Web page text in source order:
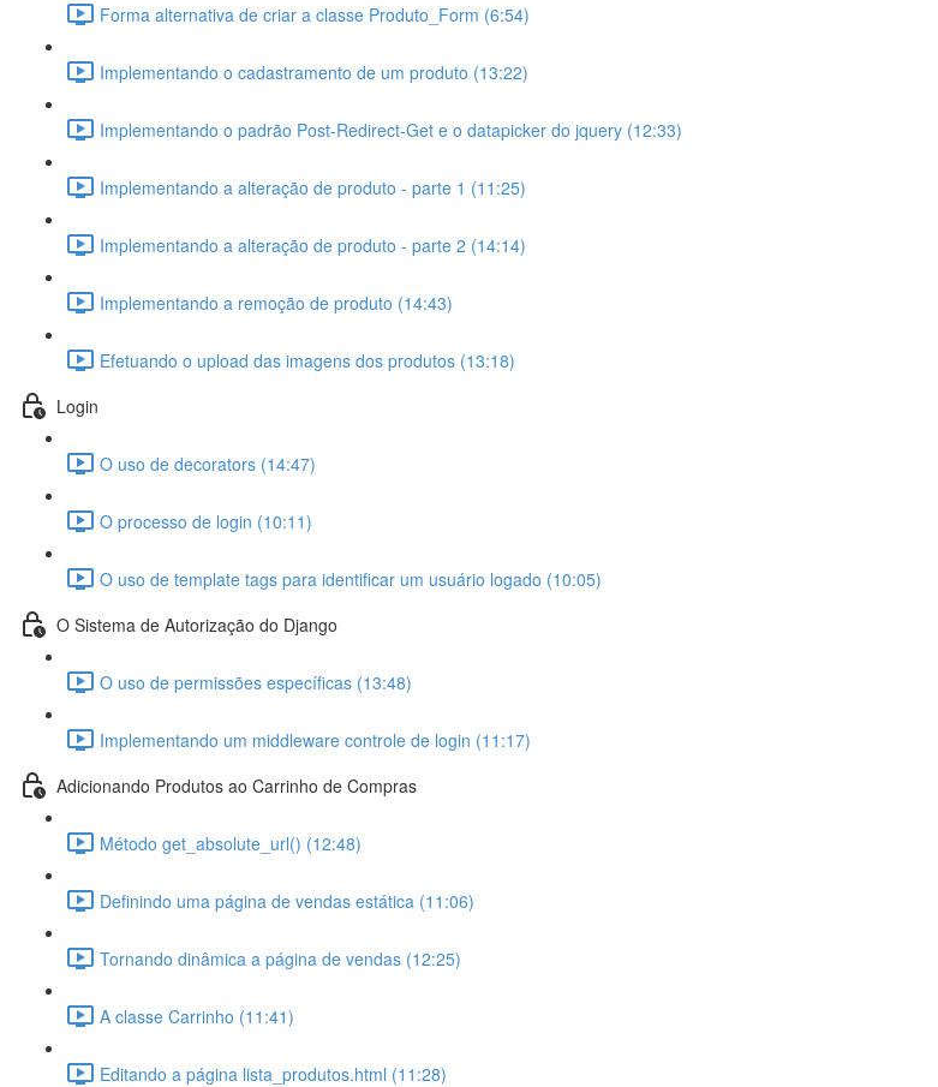
Forma alternativa de criar a classe Produto_Form (6:54)
Implementando o cadastramento de um produto (13:22)
Implementando o padrão Post-Redirect-Get e o datapicker do jquery (12:33)
Implementando a alteração de produto - parte 1 (11:25)
Implementando a alteração de produto - parte 2 (14:14)
Implementando a remoção de produto (14:43)
Efetuando o upload das imagens dos produtos (13:18)
Login
O uso de decorators (14:47)
O processo de login (10:11)
O uso de template tags para identificar um usuário logado (10:05)
O Sistema de Autorização do Django
O uso de permissões específicas (13:48)
Implementando um middleware controle de login (11:17)
Adicionando Produtos ao Carrinho de Compras
Método get_absolute_url() (12:48)
Definindo uma página de vendas estática (11:06)
Tornando dinâmica a página de vendas (12:25)
A classe Carrinho (11:41)
Editando a página lista_produtos.html (11:28)